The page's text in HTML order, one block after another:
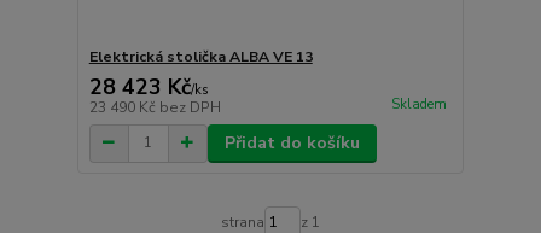
Elektrická stolička ALBA VE 13
28 423 Kč/ks
23 490 Kč bez DPH Skladem
Přidat do košíku
strana z 1